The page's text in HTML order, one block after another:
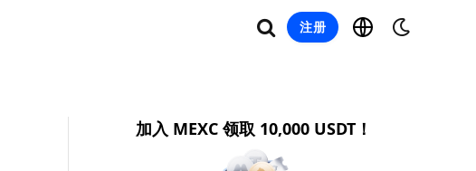
注册
加入 MEXC 领取 10,000 USDT！